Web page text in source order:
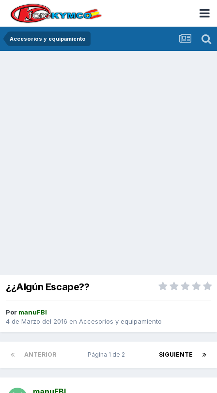
Accesorios y equipamiento
¿¿Algún Escape??
Por manuFBI
4 de Marzo del 2016 en Accesorios y equipamiento
ANTERIOR SIGUIENTE
Página 1 de 2